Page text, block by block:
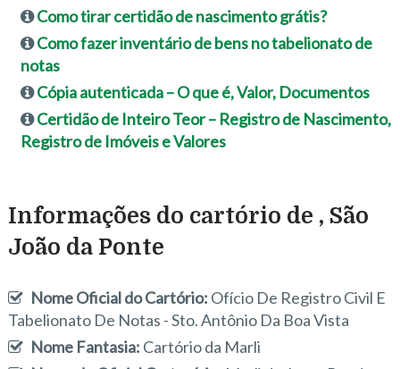
Como tirar certidão de nascimento grátis?
Como fazer inventário de bens no tabelionato de
notas
Cópia autenticada – O que é, Valor, Documentos
Certidão de Inteiro Teor – Registro de Nascimento,
Registro de Imóveis e Valores
Informações do cartório de , São
João da Ponte
Nome Oficial do Cartório: Ofício De Registro Civil E
Tabelionato De Notas - Sto. Antônio Da Boa Vista
Nome Fantasia: Cartório da Marli